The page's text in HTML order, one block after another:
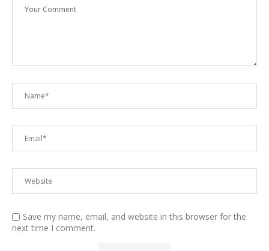
Save my name, email, and website in this browser for the
next time I comment.